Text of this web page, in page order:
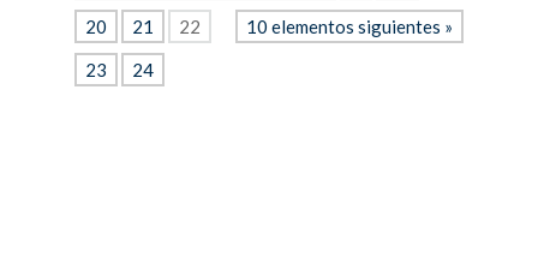
10 elementos siguientes »
20
21
22
23
24